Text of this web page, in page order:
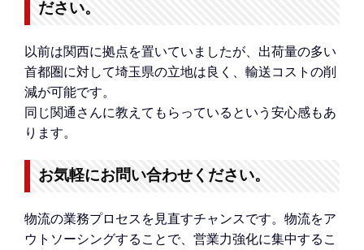
ださい。
以前は関西に拠点を置いていましたが、出荷量の多い
首都圏に対して埼玉県の立地は良く、輸送コストの削
減が可能です。
同じ関通さんに教えてもらっているという安心感もあ
ります。
お気軽にお問い合わせください。
物流の業務プロセスを見直すチャンスです。物流をア
ウトソーシングすることで、営業力強化に集中するこ